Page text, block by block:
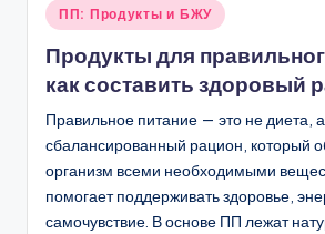
Опубликовано
ПП: Продукты и БЖУ
Продукты для
как составить здоровый
Правильное питание — это не диета, а
сбалансированный рацион, который
организм всеми необходимыми
помогает поддерживать здоровье,
самочувствие. В основе ПП лежат